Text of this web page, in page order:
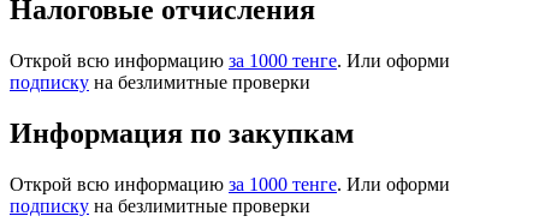
Налоговые отчисления
Открой всю информацию за 1000 тенге. Или оформи
подписку на безлимитные проверки
Информация по закупкам
Открой всю информацию за 1000 тенге. Или оформи
подписку на безлимитные проверки